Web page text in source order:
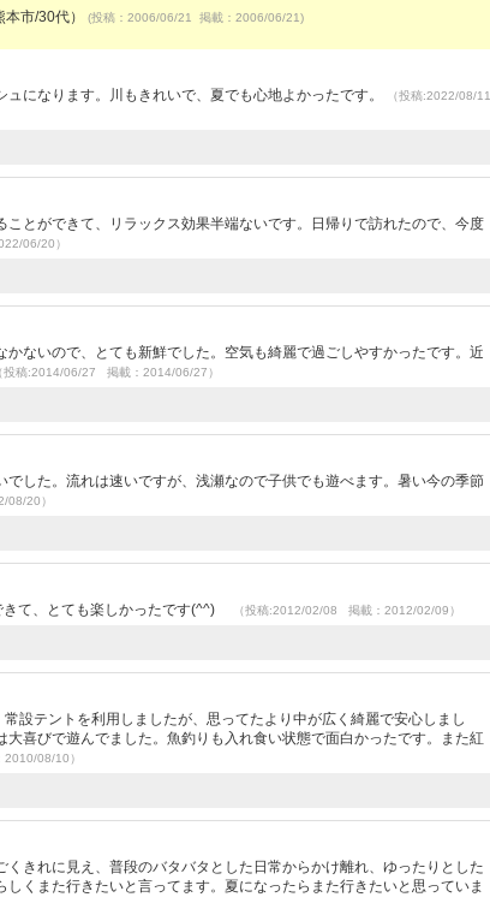
市/30代） (投稿：2006/06/21 掲載：2006/06/21)
になります。川もきれいで、夏でも心地よかったです。
（投稿:2022/08/11
とができて、リラックス効果半端ないです。日帰りで訪れたので、今度
06/20）
ないので、とても新鮮でした。空気も綺麗で過ごしやすかったです。近
投稿:2014/06/27 掲載：2014/06/27）
した。流れは速いですが、浅瀬なので子供でも遊べます。暑い今の季節
08/20）
て、とても楽しかったです(^^)
（投稿:2012/02/08 掲載：2012/02/09）
設テントを利用しましたが、思ってたより中が広く綺麗で安心しまし
喜びで遊んでました。魚釣りも入れ食い状態で面白かったです。また紅
08/10）
きれに見え、普段のバタバタとした日常からかけ離れ、ゆったりとした
くまた行きたいと言ってます。夏になったらまた行きたいと思っていま